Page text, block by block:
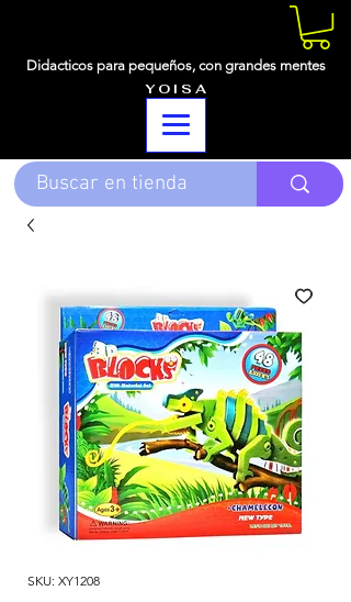
Didacticos para pequeños, con grandes mentes
Y O I S A
SKU: XY1208